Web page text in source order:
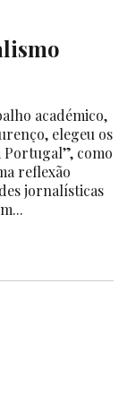
académico,
elegeu os
Portugal”, como
reflexão
jornalísticas